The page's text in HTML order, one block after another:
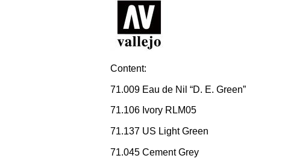
Content:
71.009 Eau de Nil “D. E. Green”
71.106 Ivory RLM05
71.137 US Light Green
71.045 Cement Grey